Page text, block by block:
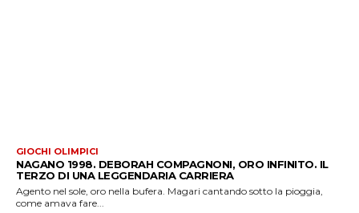
GIOCHI OLIMPICI
NAGANO 1998. DEBORAH COMPAGNONI, ORO INFINITO. IL
TERZO DI UNA LEGGENDARIA CARRIERA
Agento nel sole, oro nella bufera. Magari cantando sotto la pioggia,
come amava fare...